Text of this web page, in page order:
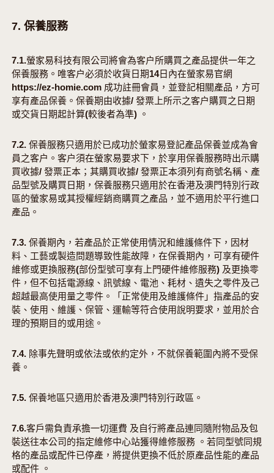
7. 保養服務
7.1.螢家易科技有限公司將會為客户所購買之產品提供一年之
保養服務。唯客户必須於收貨日期14日內在螢家易官網
https://ez-homie.com 成功註冊會員，並登記相關產品，方可
享有產品保養。保養期由收據/ 發票上所示之客户購買之日期
或交貨日期起計算(較後者為準) 。
7.2. 保養服務只適用於已成功於螢家易登記產品保養並成為會
員之客户。客户須在螢家易要求下，於享用保養服務時出示購
買收據/ 發票正本；其購買收據/ 發票正本須列有商號名稱、產
品型號及購買日期，保養服務只適用於在香港及澳門特別行政
區的螢家易或其授權經銷商購買之產品，並不適用於平行進口
產品。
7.3. 保養期內，若產品於正常使用情況和維護條件下，因材
料、工藝或製造問題導致性能故障，在保養期內，可享有硬件
維修或更換服務(部份型號可享有上門硬件維修服務) 及更換零
件，但不包括電源線、訊號線、電池、耗材、遺失之零件及己
超越最高使用量之零件。「正常使用及維護條件」指產品的安
裝、使用、維護、保管、運輸等符合使用說明要求，並用於合
理的預期目的或用途。
7.4. 除事先聲明或依法或依約定外，不就保養範圍內將不受保
養。
7.5. 保養地區只適用於香港及澳門特別行政區。
7.6.客戶需負責承擔一切運費 及自行將產品連同隨附物品及包
裝送往本公司的指定維修中心站獲得維修服務 。若同型號同規
格的產品或配件已停產，將提供更換不低於原產品性能的產品
或配件 。